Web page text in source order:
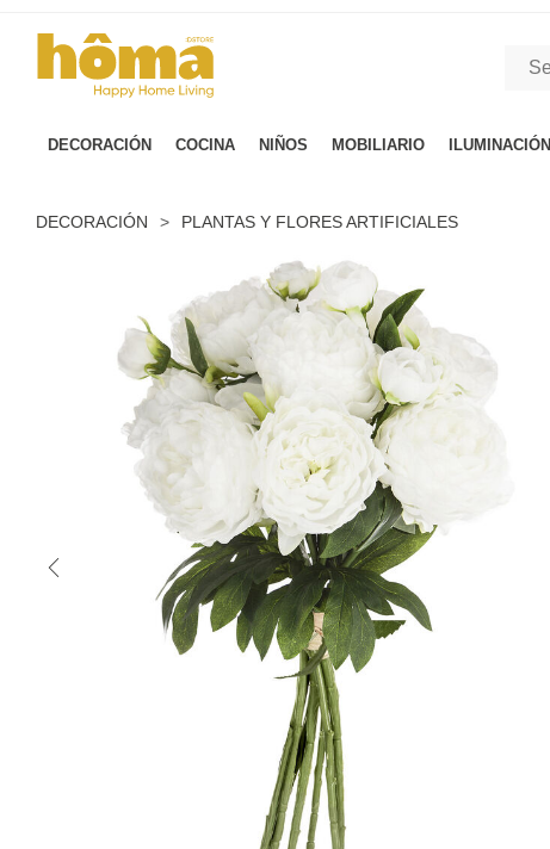
DECORACIÓN COCINA NIÑOS MOBILIARIO ILUMINACIÓN
DECORACIÓN > PLANTAS Y FLORES ARTIFICIALES